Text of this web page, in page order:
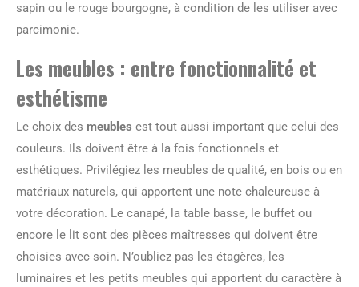
sapin ou le rouge bourgogne, à condition de les utiliser avec
parcimonie.
Les meubles : entre fonctionnalité et
esthétisme
Le choix des meubles est tout aussi important que celui des
couleurs. Ils doivent être à la fois fonctionnels et
esthétiques. Privilégiez les meubles de qualité, en bois ou en
matériaux naturels, qui apportent une note chaleureuse à
votre décoration. Le canapé, la table basse, le buffet ou
encore le lit sont des pièces maîtresses qui doivent être
choisies avec soin. N’oubliez pas les étagères, les
luminaires et les petits meubles qui apportent du caractère à